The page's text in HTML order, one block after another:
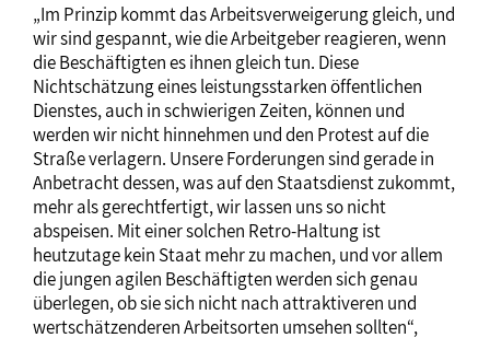
„Im Prinzip kommt das Arbeitsverweigerung gleich, und
wir sind gespannt, wie die Arbeitgeber reagieren, wenn
die Beschäftigten es ihnen gleich tun. Diese
Nichtschätzung eines leistungsstarken öffentlichen
Dienstes, auch in schwierigen Zeiten, können und
werden wir nicht hinnehmen und den Protest auf die
Straße verlagern. Unsere Forderungen sind gerade in
Anbetracht dessen, was auf den Staatsdienst zukommt,
mehr als gerechtfertigt, wir lassen uns so nicht
abspeisen. Mit einer solchen Retro-Haltung ist
heutzutage kein Staat mehr zu machen, und vor allem
die jungen agilen Beschäftigten werden sich genau
überlegen, ob sie sich nicht nach attraktiveren und
wertschätzenderen Arbeitsorten umsehen sollten“,